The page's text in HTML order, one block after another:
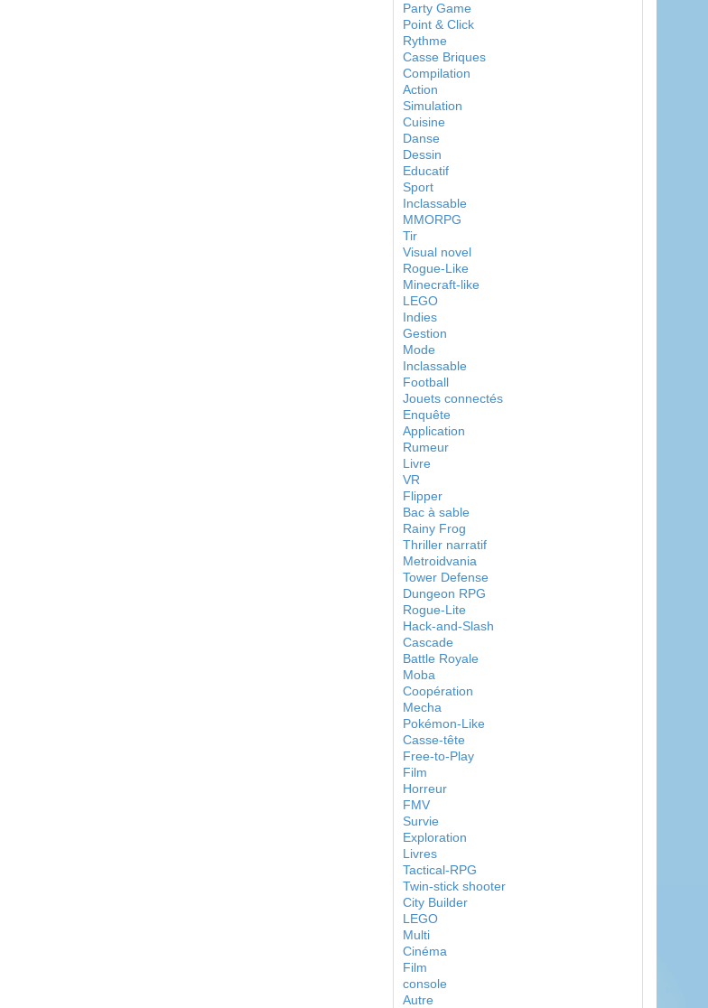
Party Game
Point & Click
Rythme
Casse Briques
Compilation
Action
Simulation
Cuisine
Danse
Dessin
Educatif
Sport
Inclassable
MMORPG
Tir
Visual novel
Rogue-Like
Minecraft-like
LEGO
Indies
Gestion
Mode
Inclassable
Football
Jouets connectés
Enquête
Application
Rumeur
Livre
VR
Flipper
Bac à sable
Rainy Frog
Thriller narratif
Metroidvania
Tower Defense
Dungeon RPG
Rogue-Lite
Hack-and-Slash
Cascade
Battle Royale
Moba
Coopération
Mecha
Pokémon-Like
Casse-tête
Free-to-Play
Film
Horreur
FMV
Survie
Exploration
Livres
Tactical-RPG
Twin-stick shooter
City Builder
LEGO
Multi
Cinéma
Film
console
Autre